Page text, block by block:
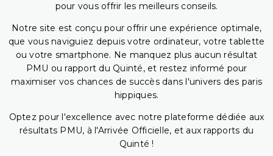
pour vous offrir les meilleurs conseils.
Notre site est conçu pour offrir une expérience optimale,
que vous naviguiez depuis votre ordinateur, votre tablette
ou votre smartphone. Ne manquez plus aucun résultat
PMU ou rapport du Quinté, et restez informé pour
maximiser vos chances de succès dans l'univers des paris
hippiques.
Optez pour l'excellence avec notre plateforme dédiée aux
résultats PMU, à l'Arrivée Officielle, et aux rapports du
Quinté !